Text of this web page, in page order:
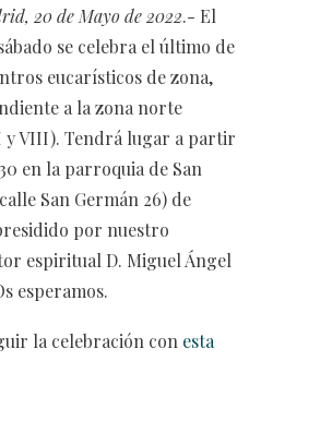
20 de Mayo de 2022.- El
se celebra el último de
eucarísticos de zona,
a la zona norte
y VIII). Tendrá lugar a partir
en la parroquia de San
San Germán 26) de
por nuestro
espiritual D. Miguel Ángel
esperamos.
la celebración con esta